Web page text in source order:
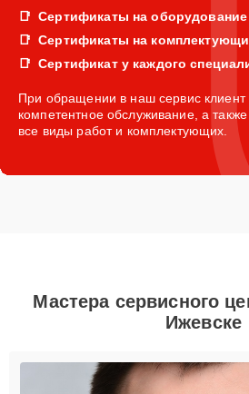
Сертификаты на оборудование
Сертификаты на
Сертификат у каждого
При обращении в наш сервис клиент
компетентное обслуживание, а
все виды работ и комплектующих.
Мастера сервисного
Ижевске